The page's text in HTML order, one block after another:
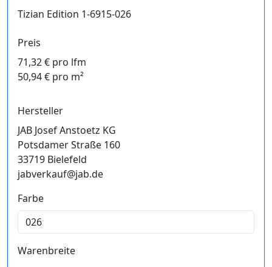
Tizian Edition 1-6915-026
Preis
71,32 € pro lfm
50,94 € pro m²
Hersteller
JAB Josef Anstoetz KG
Potsdamer Straße 160
33719 Bielefeld
jabverkauf@jab.de
Farbe
Warenbreite